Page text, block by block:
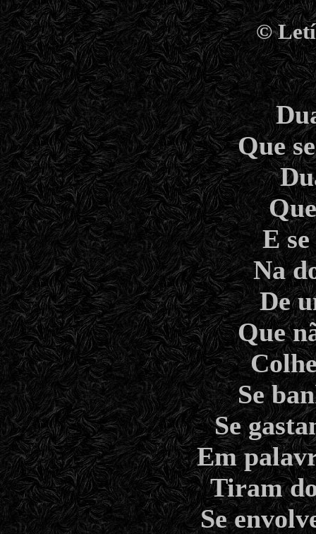
©
Que
E
Na
De
Que
Se
Se
Em
Tiram
Se